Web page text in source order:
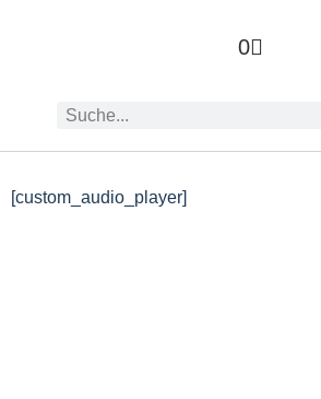
0
[custom_audio_player]